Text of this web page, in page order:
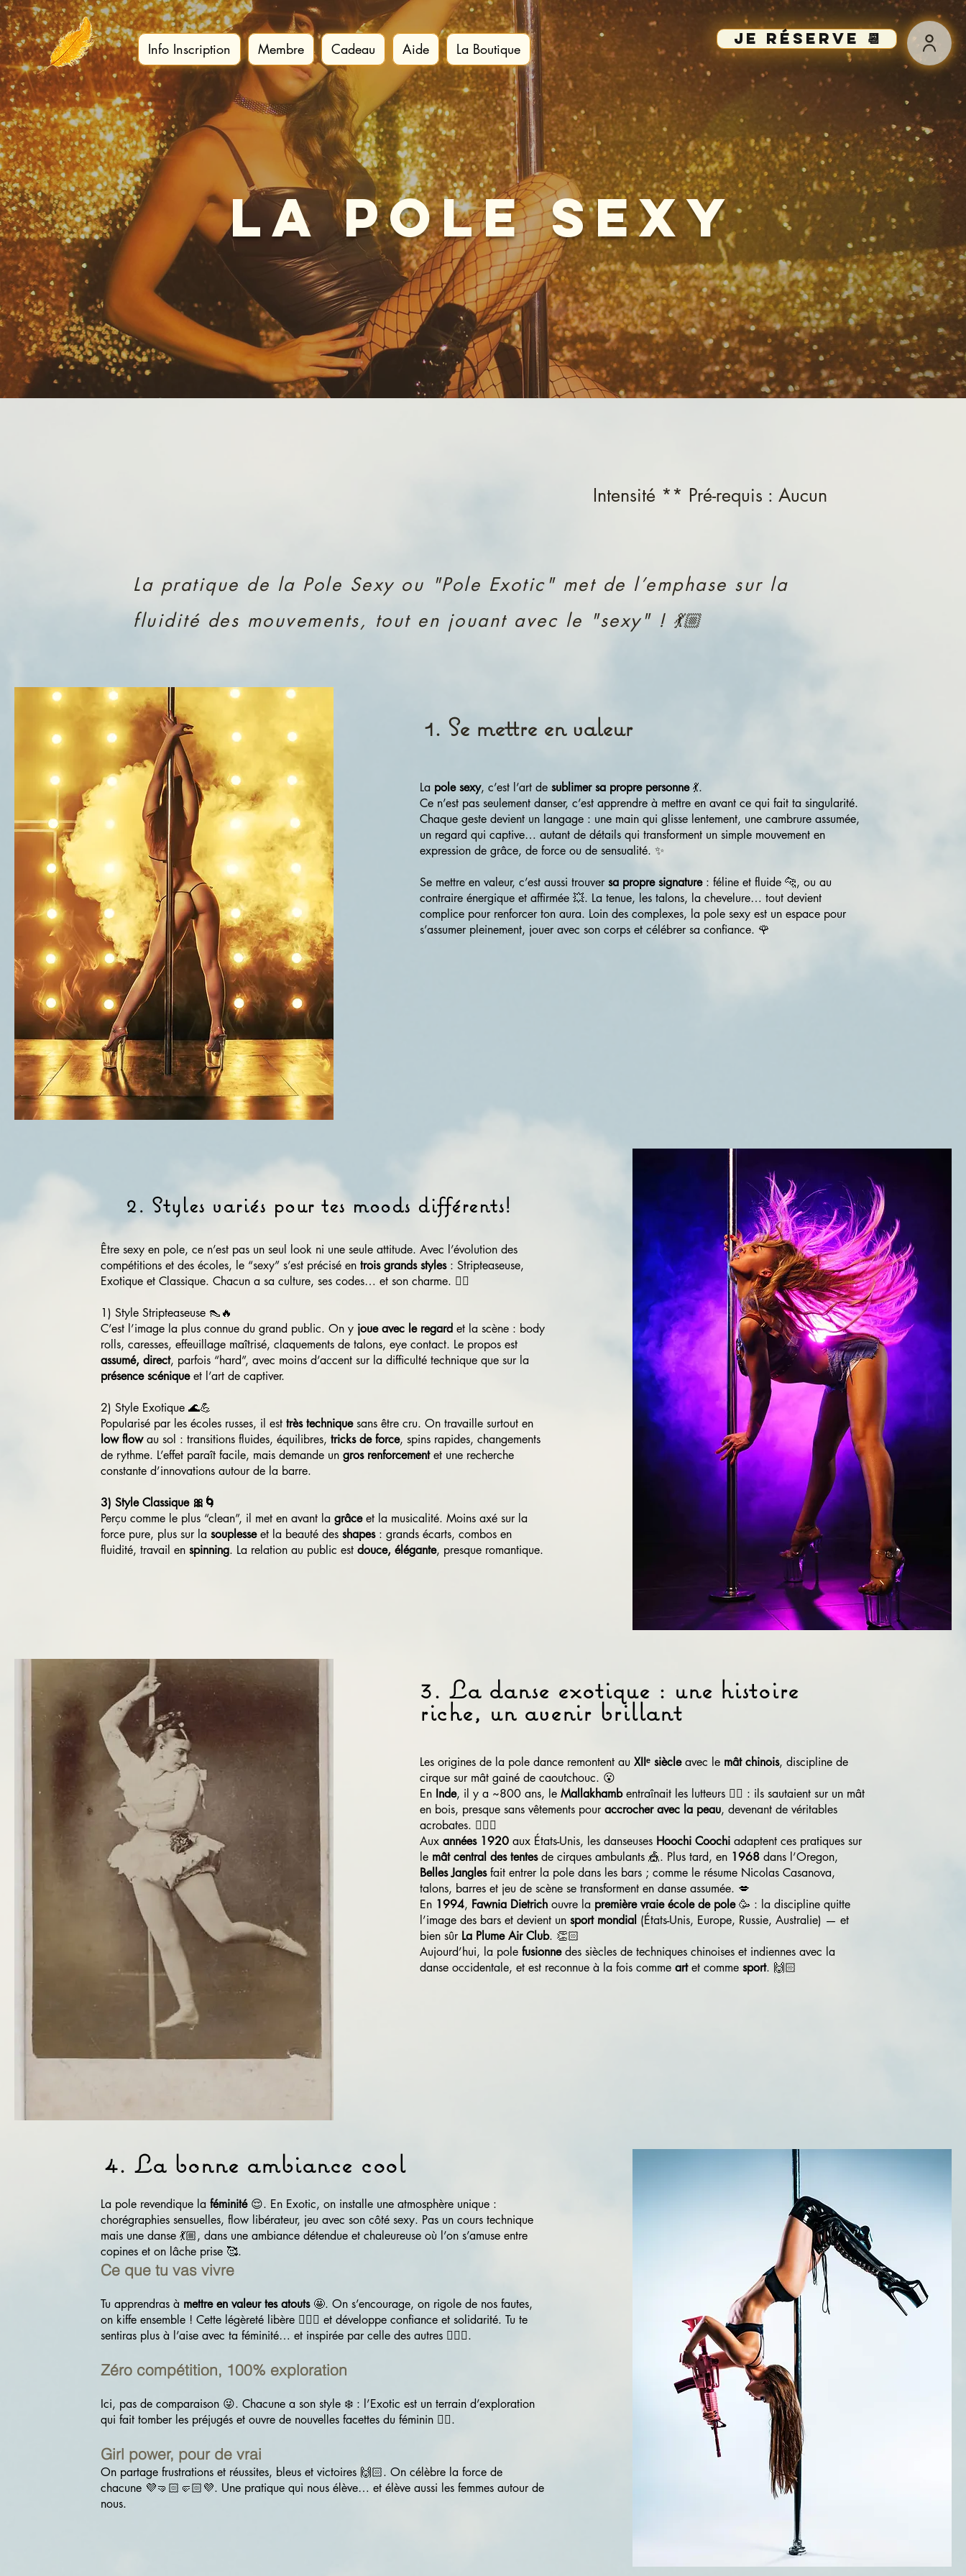
Je réserve 📆
Info Inscription Membre Cadeau Aide La Boutique
La Pole Sexy
Intensité ** Pré-requis : Aucun
La pratique de la Pole Sexy ou "Pole Exotic" met de l’emphase sur la
fluidité des mouvements, tout en jouant avec le "sexy" ! 💃🏼
1. Se mettre en valeur
La pole sexy, c’est l’art de sublimer sa propre personne💃.
Ce n’est pas seulement danser, c’est apprendre à mettre en avant ce qui fait ta singularité.
Chaque geste devient un langage : une main qui glisse lentement, une cambrure assumée,
un regard qui captive… autant de détails qui transforment un simple mouvement en
expression de grâce, de force ou de sensualité. ✨
Se mettre en valeur, c’est aussi trouver sa propre signature: féline et fluide 🐆, ou au
contraire énergique et affirmée 💥. La tenue, les talons, la chevelure… tout devient
complice pour renforcer ton aura. Loin des complexes, la pole sexy est un espace pour
s’assumer pleinement, jouer avec son corps et célébrer sa confiance. 🌹
2. Styles variés pour tes moods différents!
Être sexy en pole, ce n’est pas un seul look ni une seule attitude. Avec l’évolution des
compétitions et des écoles, le “sexy” s’est précisé entrois grands styles: Stripteaseuse,
Exotique et Classique. Chacun a sa culture, ses codes… et son charme. 🧚‍♀️
1) Style Stripteaseuse 👠🔥
C’est l’image la plus connue du grand public. On y joue avec le regard et la scène : body
rolls, caresses, effeuillage maîtrisé, claquements de talons, eye contact. Le propos est
assumé, direct, parfois “hard”, avec moins d’accent sur la difficulté technique que sur la
présence scéniqueet l’art de captiver.
2) Style Exotique 🌊💪
Popularisé par les écoles russes, il esttrès techniquesans être cru. On travaille surtout en
low flowau sol : transitions fluides, équilibres,tricks de force, spins rapides, changements
de rythme. L’effet paraît facile, mais demande ungros renforcementet une recherche
constante d’innovations autour de la barre.
3) Style Classique 🎀🌀
Perçu comme le plus “clean”, il met en avant lagrâceet la musicalité. Moins axé sur la
force pure, plus sur lasouplesseet la beauté desshapes: grands écarts, combos en
fluidité, travail enspinning. La relation au public estdouce, élégante, presque romantique.
3. La danse exotique : une histoire
riche, un avenir brillant
Les origines de la pole dance remontent au XIIᵉ siècleavec le mât chinois, discipline de
cirque sur mât gainé de caoutchouc. 😮
En Inde, il y a ~800 ans, le Mallakhambentraînait les lutteurs 🤼‍♂️ : ils sautaient sur un mât
en bois, presque sans vêtements pour accrocher avec la peau, devenant de véritables
acrobates. 🤸🏽‍♂️
Aux années 1920aux États-Unis, les danseuses Hoochi Coochiadaptent ces pratiques sur
le mât central des tentesde cirques ambulants 🎪. Plus tard, en 1968dans l’Oregon,
Belles Janglesfait entrer la pole dans les bars ; comme le résume Nicolas Casanova,
talons, barres et jeu de scène se transforment en danse assumée. 💋
En 1994, Fawnia Dietrichouvre la première vraie école de pole🥳 : la discipline quitte
l’image des bars et devient un sport mondial (États-Unis, Europe, Russie, Australie) — et
bien sûr La Plume Air Club. 👏🏻
Aujourd’hui, la pole fusionnedes siècles de techniques chinoises et indiennes avec la
danse occidentale, et est reconnue à la fois comme artet comme sport. 🙌🏻
4. La bonne ambiance cool
La pole revendique laféminité😌. En Exotic, on installe une atmosphère unique :
chorégraphies sensuelles, flow libérateur, jeu avec son côté sexy. Pas un cours technique
mais une danse 💃🏼, dans une ambiance détendue et chaleureuse où l’on s’amuse entre
copines et on lâche prise 🥰.
Ce que tu vas vivre
Tu apprendras à mettre en valeur tes atouts🤩. On s’encourage, on rigole de nos fautes,
on kiffe ensemble ! Cette légèreté libère 💆🏻‍♀️ et développe confiance et solidarité. Tu te
sentiras plus à l’aise avec ta féminité… et inspirée par celle des autres 👩‍❤️‍👩.
Zéro compétition, 100% exploration
Ici, pas de comparaison 😜. Chacune a son style ❄️ : l’Exotic est un terrain d’exploration
qui fait tomber les préjugés et ouvre de nouvelles facettes du féminin ✊🏼.
Girl power, pour de vrai
On partage frustrations et réussites, bleus et victoires 🙌🏻. On célèbre la force de
chacune 💜🤜🏻🤛🏻💜. Une pratique qui nous élève… et élève aussi les femmes autour de
nous.